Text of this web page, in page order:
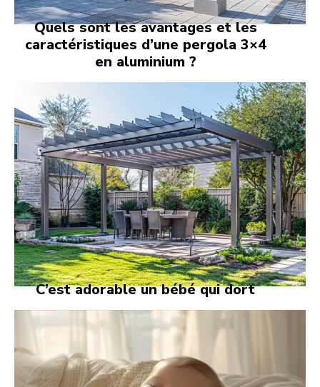
Quels sont les avantages et les
caractéristiques d’une pergola 3×4
en aluminium ?
C’est adorable un bébé qui dort